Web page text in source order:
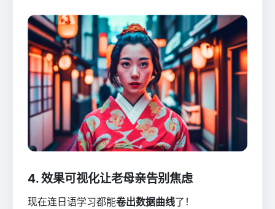
4. 效果可视化让老母亲告别焦虑
现在连日语学习都能卷出数据曲线了！